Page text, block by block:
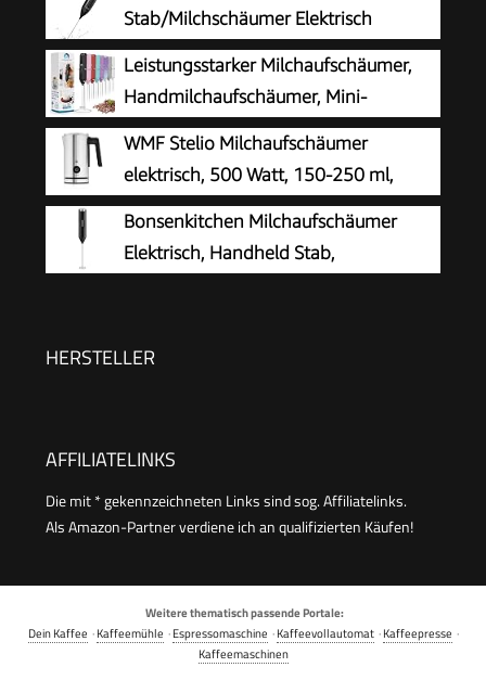
Stab/Milchschäumer Elektrisch
tragbarer mit Hoher Leistung
Getränkemixer Kaffeebesen batteriebetriebener
für Latte, Matcha-Tee, Cappuccino, Schwarz
Leistungsstarker Milchaufschäumer,
Handmilchaufschäumer, Mini-
Schneebesen-Getränkemischer für
Kaffee, Cappuccino, Latte, Matcha, heiße
Schokolade, mit Ständer, Schwarz
WMF Stelio Milchaufschäumer
elektrisch, 500 Watt, 150-250 ml,
Antihaftbeschichtung, kabellos, für
Milchschaum heiss und kalt, heiße Schokolade,
cromargan matt/silber
Bonsenkitchen Milchaufschäumer
Elektrisch, Handheld Stab,
HERSTELLER
AFFILIATELINKS
Die mit * gekennzeichneten Links sind sog. Affiliatelinks.
Als Amazon-Partner verdiene ich an qualifizierten Käufen!
Weitere thematisch passende Portale:
Dein Kaffee ·Kaffeemühle ·Espressomaschine ·Kaffeevollautomat·Kaffeepresse ·
Kaffeemaschinen